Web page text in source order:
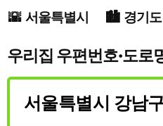
서울특별시 경기도
우리집 우편번호·도로